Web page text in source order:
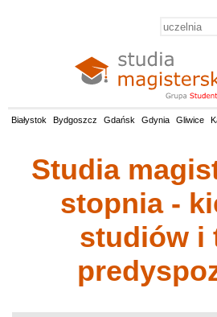
Białystok Bydgoszcz Gdańsk Gdynia Gliwice
Studia
stopnia -
studiów i